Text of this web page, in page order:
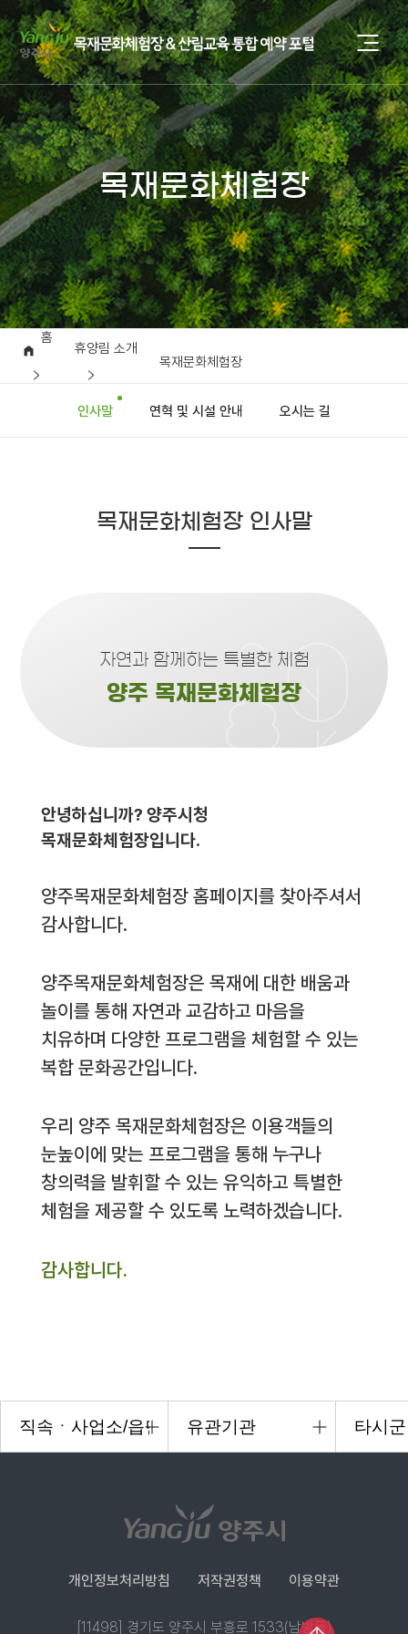
목재문화체험장
홈
휴양림 소개
목재문화체험장
인사말 연혁 및 시설 안내 오시는 길
목재문화체험장 인사말
자연과 함께하는 특별한 체험
양주 목재문화체험장
안녕하십니까? 양주시청
목재문화체험장입니다.
양주목재문화체험장 홈페이지를 찾아주셔서
감사합니다.
양주목재문화체험장은 목재에 대한 배움과
놀이를 통해 자연과 교감하고 마음을
치유하며 다양한 프로그램을 체험할 수 있는
복합 문화공간입니다.
우리 양주 목재문화체험장은 이용객들의
눈높이에 맞는 프로그램을 통해 누구나
창의력을 발휘할 수 있는 유익하고 특별한
체험을 제공할 수 있도록 노력하겠습니다.
감사합니다.
개인정보처리방침 저작권정책 이용약관
[11498] 경기도 양주시 부흥로 1533(남방동)